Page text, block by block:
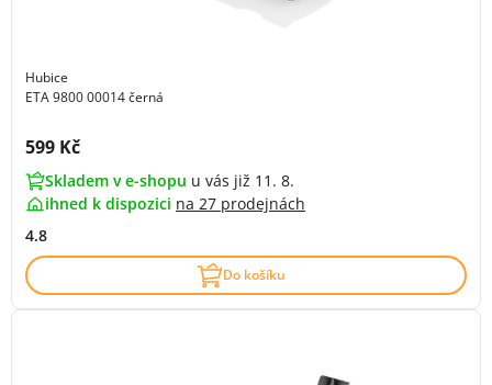
Hubice
ETA 9800 00014 černá
Cena s DPH:
599 Kč
Skladem v e-shopu u vás již 11. 8.
ihned k dispozici na 27 prodejnách
4.8
Do košíku